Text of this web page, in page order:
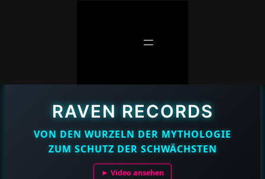
RAVEN RECORDS
VON DEN WURZELN DER MYTHOLOGIE
ZUM SCHUTZ DER SCHWÄCHSTEN
► Video ansehen